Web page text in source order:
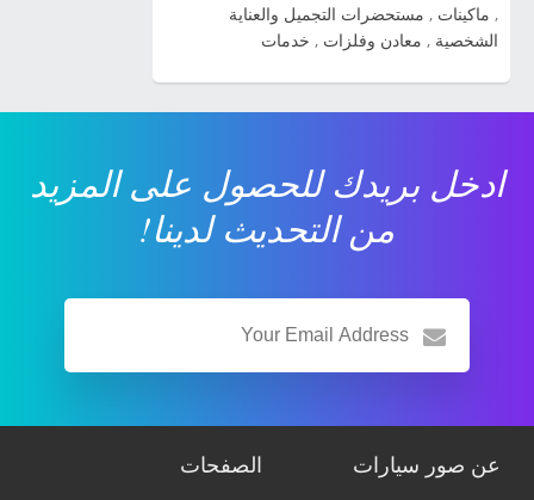
, ماكينات , مستحضرات التجميل والعناية
الشخصية , معادن وفلزات , خدمات
ادخل بريدك للحصول على المزيد
من التحديث لدينا!
عن صور سيارات الصفحات